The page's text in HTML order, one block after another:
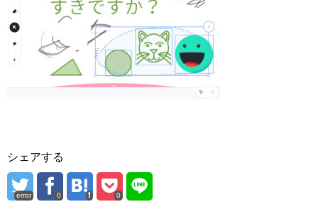
シェアする
error 0 0